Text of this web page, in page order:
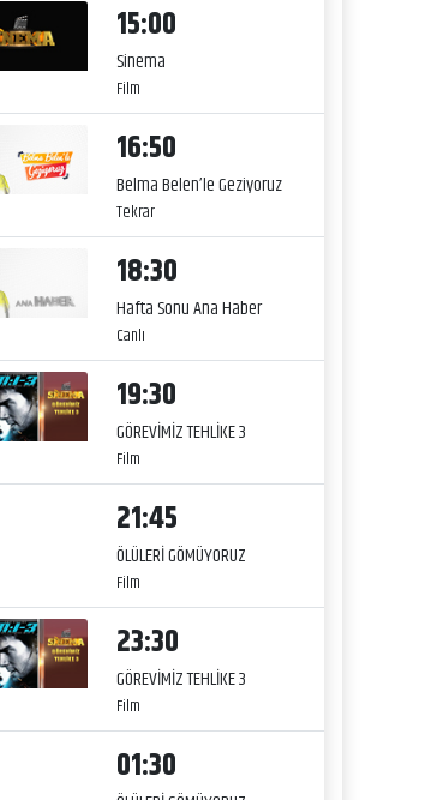
15:00
Sinema
Film
16:50
Belma Belen’le Geziyoruz
Tekrar
18:30
Hafta Sonu Ana Haber
Canlı
19:30
GÖREVİMİZ TEHLİKE 3
Film
21:45
ÖLÜLERİ GÖMÜYORUZ
Film
23:30
GÖREVİMİZ TEHLİKE 3
Film
01:30